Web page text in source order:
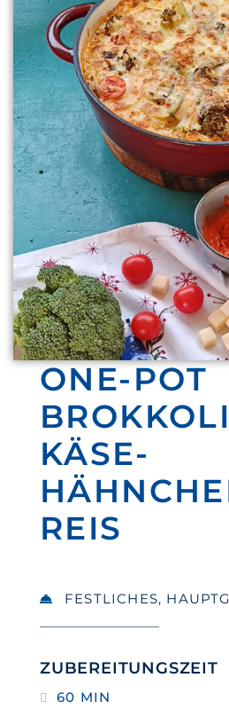
ONE-POT
KÄSE-
REIS
FESTLICHES,
ZUBEREITUNGSZEIT
60 MIN